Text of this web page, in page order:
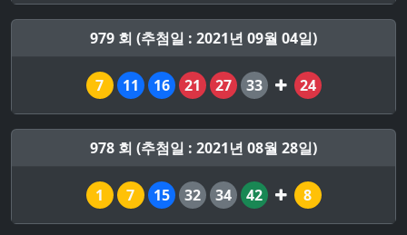
979 회 (추첨일 : 2021년 09월 04일)
7 11 16 21 27 33 24
978 회 (추첨일 : 2021년 08월 28일)
1 7 15 32 34 42 8